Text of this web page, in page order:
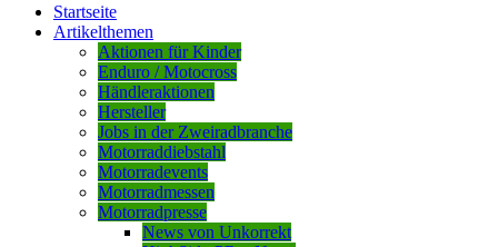
Startseite
Artikelthemen
Aktionen für Kinder
Enduro / Motocross
Händleraktionen
Hersteller
Jobs in der Zweiradbranche
Motorraddiebstahl
Motorradevents
Motorradmessen
Motorradpresse
News von Unkorrekt